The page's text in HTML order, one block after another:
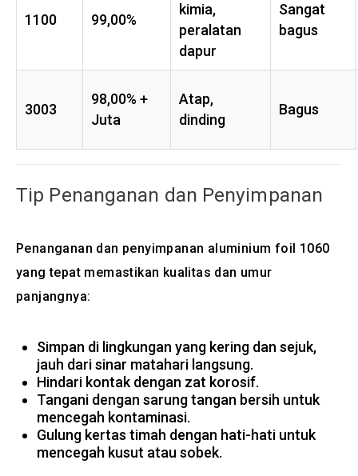
1100 99,00%
kimia,
peralatan
dapur
Sangat
bagus
3003
98,00% +
Juta
Atap,
dinding
Bagus
Tip Penanganan dan Penyimpanan
Penanganan dan penyimpanan aluminium foil 1060
yang tepat memastikan kualitas dan umur
panjangnya:
Simpan di lingkungan yang kering dan sejuk,
jauh dari sinar matahari langsung.
Hindari kontak dengan zat korosif.
Tangani dengan sarung tangan bersih untuk
mencegah kontaminasi.
Gulung kertas timah dengan hati-hati untuk
mencegah kusut atau sobek.